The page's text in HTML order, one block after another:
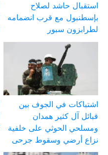
استقبال حاشد لصلاح
بإسطنبول مع قرب انضمامه
لطرابزون سبور
اشتباكات في الجوف بين
قبائل آل كثير همدان
ومسلحي الحوثي على خلفية
نزاع أرضي وسقوط جرحى